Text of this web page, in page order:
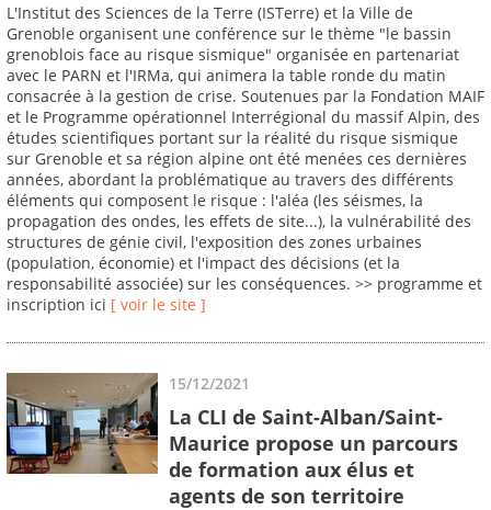
L'Institut des Sciences de la Terre (ISTerre) et la Ville de
Grenoble organisent une conférence sur le thème "le bassin
grenoblois face au risque sismique" organisée en partenariat
avec le PARN et l'IRMa, qui animera la table ronde du matin
consacrée à la gestion de crise. Soutenues par la Fondation MAIF
et le Programme opérationnel Interrégional du massif Alpin, des
études scientifiques portant sur la réalité du risque sismique
sur Grenoble et sa région alpine ont été menées ces dernières
années, abordant la problématique au travers des différents
éléments qui composent le risque : l'aléa (les séismes, la
propagation des ondes, les effets de site...), la vulnérabilité des
structures de génie civil, l'exposition des zones urbaines
(population, économie) et l'impact des décisions (et la
responsabilité associée) sur les conséquences. >> programme et
inscription ici [ voir le site ]
15/12/2021
La CLI de Saint-Alban/Saint-
Maurice propose un parcours
de formation aux élus et
agents de son territoire